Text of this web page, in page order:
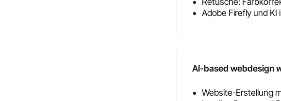
Adobe Firefly und KI
AI-based webdesign
Website-Erstellung